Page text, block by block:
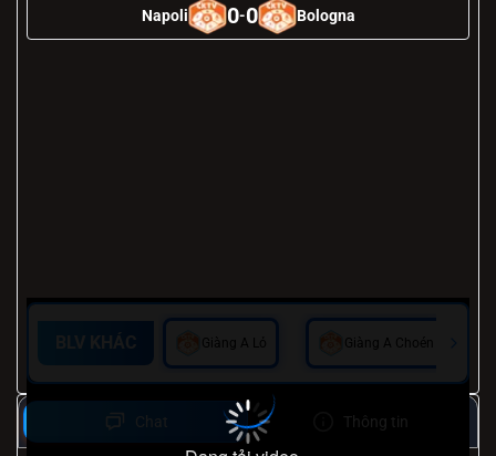
Napoli 0-0 Bologna
BLV KHÁC Giàng A Lỏ Giàng A Choén
Chat Thông tin